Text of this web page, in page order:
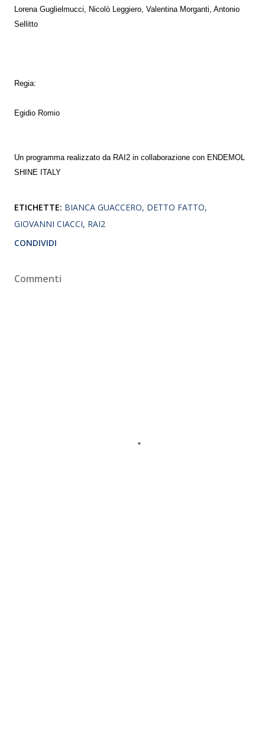
Lorena Guglielmucci, Nicolò Leggiero, Valentina Morganti, Antonio
Sellitto
Regia:
Egidio Romio
Un programma realizzato da RAI2 in collaborazione con ENDEMOL
SHINE ITALY
ETICHETTE: BIANCA GUACCERO DETTO FATTO
GIOVANNI CIACCI RAI2
CONDIVIDI
Commenti